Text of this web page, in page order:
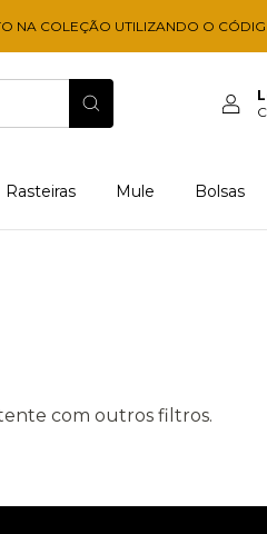
NA COLEÇÃO UTILIZANDO O
Rasteiras Mule Bolsas
com outros filtros.